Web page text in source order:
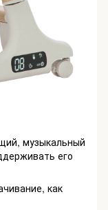
музыкальный
его
как